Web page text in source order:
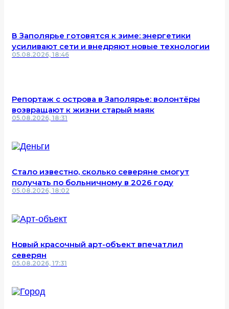
В Заполярье готовятся к зиме: энергетики
усиливают сети и внедряют новые технологии
05.08.2026, 18:46
Репортаж с острова в Заполярье: волонтёры
возвращают к жизни старый маяк
05.08.2026, 18:31
Стало известно, сколько северяне смогут
получать по больничному в 2026 году
05.08.2026, 18:02
Новый красочный арт-объект впечатлил
северян
05.08.2026, 17:31